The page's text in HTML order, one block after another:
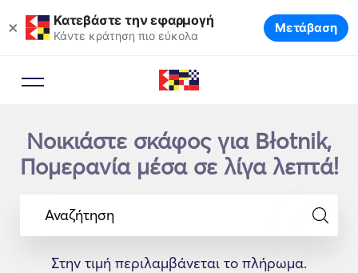
× Κατεβάστε την εφαρμογή
Κάντε κράτηση πιο εύκολα Μετάβαση
Νοικιάστε σκάφος για Błotnik,
Πομερανία μέσα σε λίγα λεπτά!
Αναζήτηση
Στην τιμή περιλαμβάνεται το πλήρωμα.